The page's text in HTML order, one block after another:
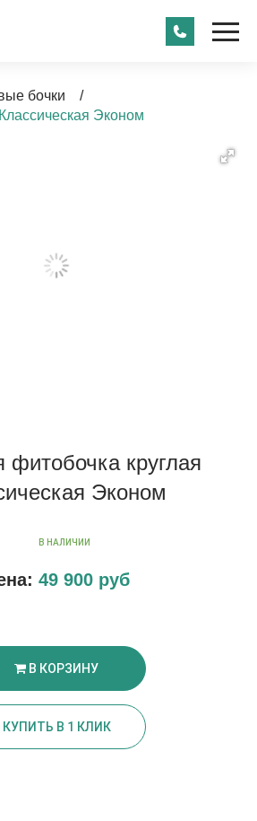
бочки
/
Эконом
фитобочка круглая
Эконом
В НАЛИЧИИ
49 900 руб
В КОРЗИНУ
КУПИТЬ В 1 КЛИК